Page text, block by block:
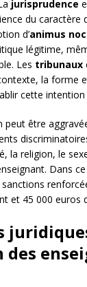
jurisprudence
du caractère
d’animus
légitime,
Les tribunaux
la forme
cette intention
peut être
la religion, le
Dans
et 45 000 euros